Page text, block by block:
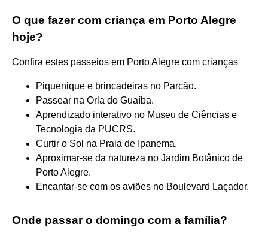
O que fazer com criança em Porto Alegre
hoje?
Confira estes passeios em Porto Alegre com crianças
Piquenique e brincadeiras no Parcão.
Passear na Orla do Guaíba.
Aprendizado interativo no Museu de Ciências e
Tecnologia da PUCRS.
Curtir o Sol na Praia de Ipanema.
Aproximar-se da natureza no Jardim Botânico de
Porto Alegre.
Encantar-se com os aviões no Boulevard Laçador.
Onde passar o domingo com a família?